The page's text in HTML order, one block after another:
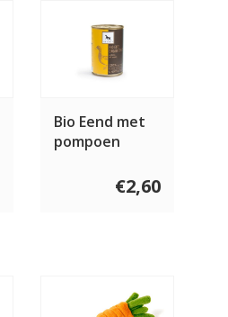
Bio Eend met
pompoen
€2,60